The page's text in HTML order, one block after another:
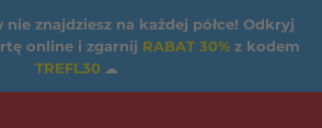
znajdziesz na każdej półce! Odkryj
online i zgarnij RABAT 30% z kodem
TREFL30 ☁